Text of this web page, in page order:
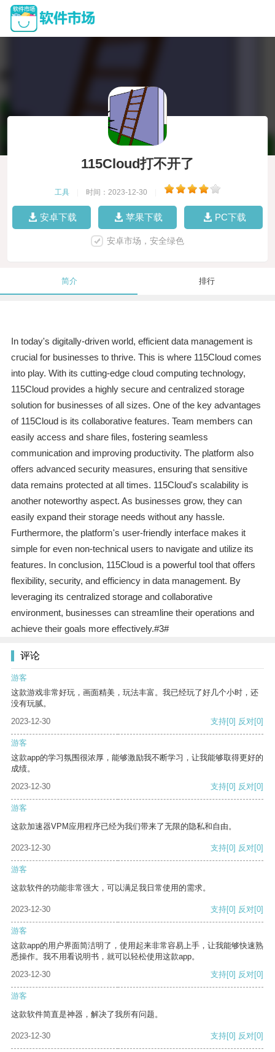
115Cloud打不开了
工具 时间：2023-12-30
安卓下载 苹果下载 PC下载
安卓市场，安全绿色
简介 排行
In today's digitally-driven world, efficient data management is
crucial for businesses to thrive. This is where 115Cloud comes
into play. With its cutting-edge cloud computing technology,
115Cloud provides a highly secure and centralized storage
solution for businesses of all sizes. One of the key advantages
of 115Cloud is its collaborative features. Team members can
easily access and share files, fostering seamless
communication and improving productivity. The platform also
offers advanced security measures, ensuring that sensitive
data remains protected at all times. 115Cloud's scalability is
another noteworthy aspect. As businesses grow, they can
easily expand their storage needs without any hassle.
Furthermore, the platform's user-friendly interface makes it
simple for even non-technical users to navigate and utilize its
features. In conclusion, 115Cloud is a powerful tool that offers
flexibility, security, and efficiency in data management. By
leveraging its centralized storage and collaborative
environment, businesses can streamline their operations and
achieve their goals more effectively.#3#
评论
游客
这款游戏非常好玩，画面精美，玩法丰富。我已经玩了好几个小时，还
没有玩腻。
2023-12-30
支持[0] 反对[0]
游客
这款app的学习氛围很浓厚，能够激励我不断学习，让我能够取得更好的
成绩。
2023-12-30
支持[0] 反对[0]
游客
这款加速器VPM应用程序已经为我们带来了无限的隐私和自由。
2023-12-30 支持[0] 反对[0]
游客
这款软件的功能非常强大，可以满足我日常使用的需求。
2023-12-30 支持[0] 反对[0]
游客
这款app的用户界面简洁明了，使用起来非常容易上手，让我能够快速熟
悉操作。我不用看说明书，就可以轻松使用这款app。
2023-12-30
支持[0] 反对[0]
游客
这款软件简直是神器，解决了我所有问题。
2023-12-30 支持[0] 反对[0]